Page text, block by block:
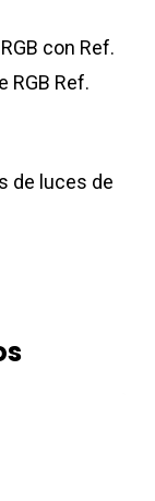
con Ref.
RGB Ref.
de luces de